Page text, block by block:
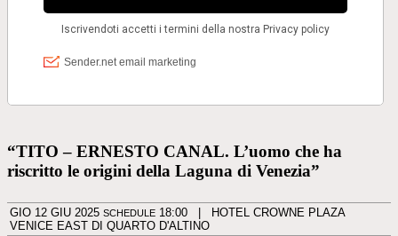
“TITO – ERNESTO CANAL. L’uomo che ha
riscritto le origini della Laguna di Venezia”
GIO 12 GIU 2025 SCHEDULE 18:00
HOTEL CROWNE PLAZA
VENICE EAST DI QUARTO D'ALTINO